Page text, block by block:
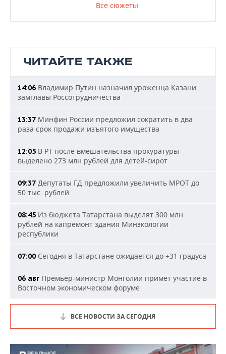
Все сюжеты
ЧИТАЙТЕ ТАКЖЕ
14:06 Владимир Путин назначил уроженца Казани
замглавы Россотрудничества
13:37 Минфин России предложил сократить в два
раза срок продажи изъятого имущества
12:05 В РТ после вмешательства прокуратуры
выделено 273 млн рублей для детей-сирот
09:37 Депутаты ГД предложили увеличить МРОТ до
50 тыс. рублей
08:45 Из бюджета Татарстана выделят 300 млн
рублей на капремонт здания Минэкологии
республики
07:00 Сегодня в Татарстане ожидается до +31 градуса
06 авг Премьер-министр Монголии примет участие в
Восточном экономическом форуме
ВСЕ НОВОСТИ ЗА СЕГОДНЯ